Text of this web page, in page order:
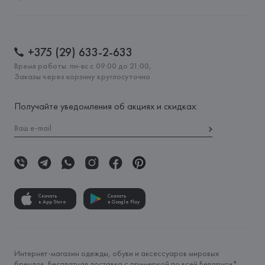
+375 (29) 633-2-633
Время работы: пн-вс с 09:00 до 21:00,
Заказы через корзину круглосуточно
Получайте уведомления об акциях и скидках:
Скачать
в App Store
Скачать
в Google Play
Интернет-магазин одежды, обуви и аксессуаров мировых